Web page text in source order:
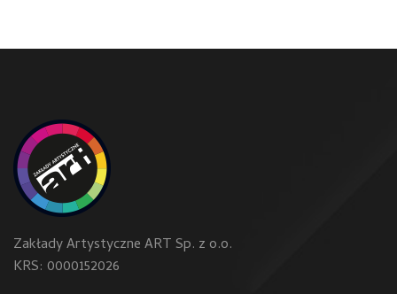
Zakłady Artystyczne ART Sp. z o.o.
KRS: 0000152026